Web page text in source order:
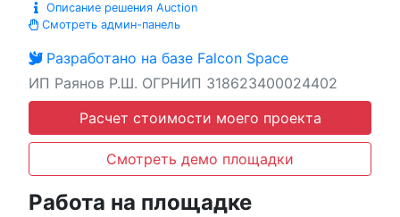
Описание решения Auction
Смотреть админ-панель
Разработано на базе Falcon Space
ИП Раянов Р.Ш. ОГРНИП 318623400024402
Расчет стоимости моего проекта
Смотреть демо площадки
Работа на площадке